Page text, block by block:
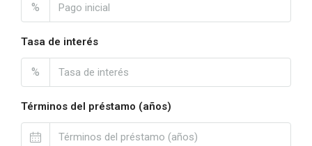
%
Tasa de interés
%
Términos del préstamo (años)